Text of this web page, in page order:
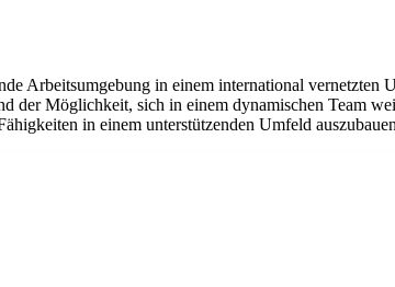
Arbeitsumgebung in einem international vernetzten
Möglichkeit, sich in einem dynamischen Team
in einem unterstützenden Umfeld